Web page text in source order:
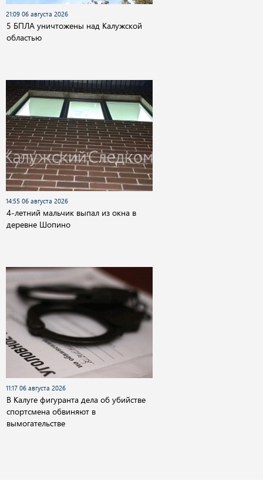
21:09 06 августа 2026
5 БПЛА уничтожены над Калужской
областью
14:55 06 августа 2026
4-летний мальчик выпал из окна в
деревне Шопино
11:17 06 августа 2026
В Калуге фигуранта дела об убийстве
спортсмена обвиняют в
вымогательстве